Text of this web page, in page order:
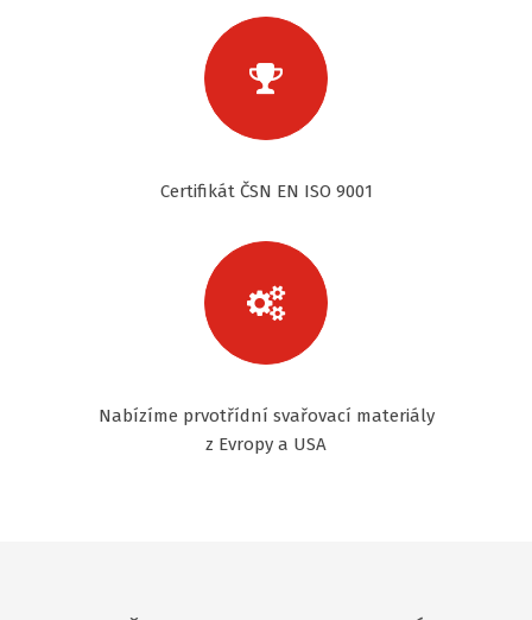
Certifikát ČSN EN ISO 9001
Nabízíme prvotřídní svařovací materiály
z Evropy a USA